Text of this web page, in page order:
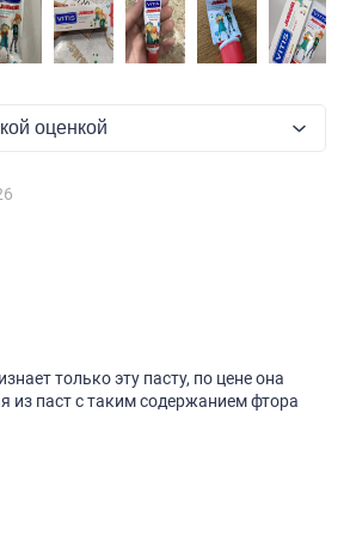
только эту пасту, по цене она
из паст с таким содержанием фтора